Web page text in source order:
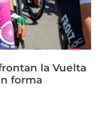
la Vuelta
forma